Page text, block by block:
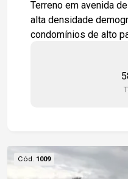
Terreno em avenida
alta densidade
condomínios de alto
prestação de
Estamos à disposição para
de saber mais
Cód. 1009